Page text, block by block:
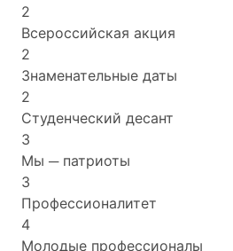
2
Всероссийская акция
2
Знаменательные даты
2
Студенческий десант
3
Мы ─ патриоты
3
Профессионалитет
4
Молодые профессионалы